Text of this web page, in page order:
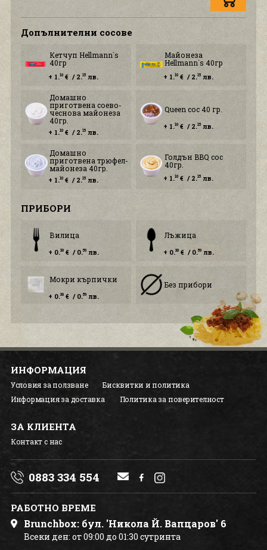
Допълнителни сосове
Кетчуп Hellmann`s
40гр
+ 1.10€ / 2.15лв.
Майонеза
Hellmann`s 40гр
+ 1.10€ / 2.15лв.
Домашно
приготвена соево-
чеснова майонеза
40гр.
+ 1.10€ / 2.15лв.
Queen сос 40 гр.
+ 1.10€ / 2.15лв.
Домашно
приготвена трюфел-
майонеза 40гр.
+ 1.10€ / 2.15лв.
Голдън BBQ сос
40гр.
+ 1.10€ / 2.15лв.
ПРИБОРИ
Вилица
+ 0.30€ / 0.59лв.
Лъжица
+ 0.30€ / 0.59лв.
Мокри кърпички
+ 0.30€ / 0.59лв.
Без прибори
ИНФОРМАЦИЯ
Условия за ползване
Бисквитки и политика
Информация за доставка
Политика за поверителност
ЗА КЛИЕНТА
Контакт с нас
0883 334 554
РАБОТНО ВРЕМЕ
Brunchbox: бул. 'Никола Й. Вапцаров' 6
Всеки ден: от 09:00 до 01:30 сутринта